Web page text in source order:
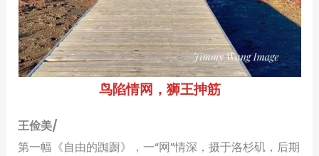
鸟陷情网，狮王抻筋
王俭美/
第一幅《自由的踟蹰》，一“网”情深，摄于洛杉矶，后期